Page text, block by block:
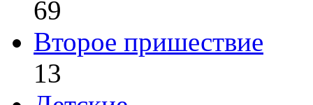
69
Второе пришествие
13